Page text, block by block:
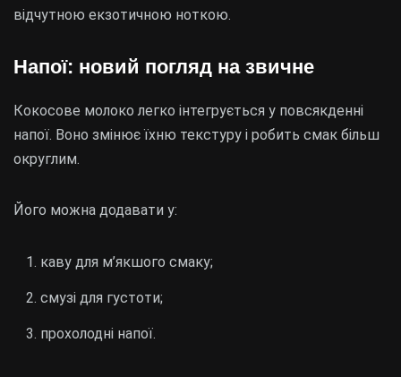
відчутною екзотичною ноткою.
Напої: новий погляд на звичне
Кокосове молоко легко інтегрується у повсякденні
напої. Воно змінює їхню текстуру і робить смак більш
округлим.
Його можна додавати у:
каву для м’якшого смаку;
смузі для густоти;
прохолодні напої.